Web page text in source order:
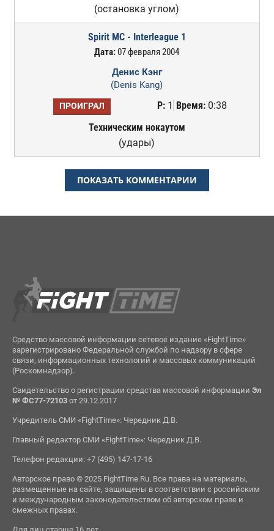
(остановка углом)
Spirit MC - Interleague 1
Дата:07 февраля 2004
Денис Кэнг
(Denis Kang)
ПРОИГРАЛ Р:1 Время:0:38
Техническим нокаутом
(удары)
ПОКАЗАТЬ КОММЕНТАРИИ
Средство массовой информации сетевое издание «FightTime»
зарегистрировано Федеральной службой по надзору в сфере
связи, информационных технологий и массовых коммуникаций
(Роскомнадзор).
Свидетельство о регистрации средства массовой информации Эл
№ ФС77-72103от 29.12.2017
Учредитель СМИ «FightTime»: Чередник Д.В.
Главный редактор СМИ «FightTime»: Чередник Д.В.
Телефон редакции: +7 (495) 147-17-16
Авторское право © 2025 FightTime.Ru. Все права на материалы,
размещенные на сайте, защищены в соответствии с российским
и международным законодательством об авторском праве и
смежных правах.